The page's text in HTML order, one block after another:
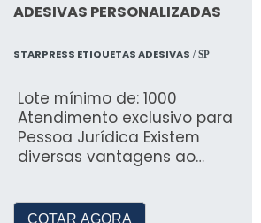
ADESIVAS PERSONALIZADAS
STARPRESS ETIQUETAS ADESIVAS / SP
Lote mínimo de: 1000
Atendimento exclusivo para
Pessoa Jurídica Existem
diversas vantagens ao
COTAR AGORA